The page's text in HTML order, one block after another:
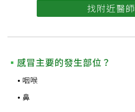
找附近醫師
感冒主要的發生部位？
咽喉
鼻